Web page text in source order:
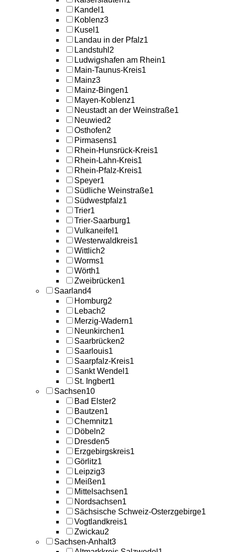
Kandel 1
Koblenz3
Kusel 1
Landau in der Pfalz1
Landstuhl 2
Ludwigshafen am Rhein1
Main-Taunus-Kreis1
Mainz3
Mainz-Bingen1
Mayen-Koblenz1
Neustadt an der Weinstraße1
Neuwied2
Osthofen2
Pirmasens1
Rhein-Hunsrück-Kreis1
Rhein-Lahn-Kreis1
Rhein-Pfalz-Kreis1
Speyer1
Südliche Weinstraße1
Südwestpfalz1
Trier1
Trier-Saarburg1
Vulkaneifel 1
Westerwaldkreis1
Wittlich2
Worms1
Wörth1
Zweibrücken1
Saarland4
Homburg2
Lebach2
Merzig-Wadern1
Neunkirchen1
Saarbrücken2
Saarlouis1
Saarpfalz-Kreis1
Sankt Wendel 1
St. Ingbert1
Sachsen10
Bad Elster2
Bautzen1
Chemnitz1
Döbeln2
Dresden5
Erzgebirgskreis1
Görlitz1
Leipzig3
Meißen1
Mittelsachsen1
Nordsachsen1
Sächsische Schweiz-Osterzgebirge1
Vogtlandkreis1
Zwickau2
Sachsen-Anhalt3